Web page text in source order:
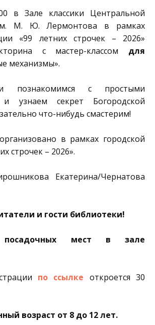
в Зале классики Центральной
М. Ю. Лермонтова в рамках
«99 летних строчек – 2026»
с мастер-классом для
механизмы».
с простыми
и узнаем секрет Богородской
что-нибудь смастерим!
в рамках городской
строчек – 2026».
Екатерина/Чернатова
и гости библиотеки!
посадочных мест в зале
по ссылке откроется 30
возраст от 8 до 12 лет.